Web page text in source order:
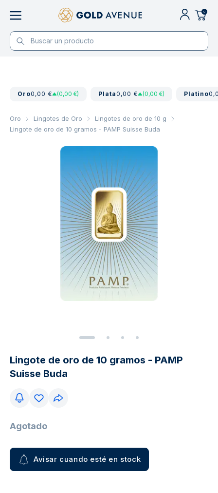
0
Oro0,00 € (0,00 €) Plata0,00 € (0,00 €) Platino
Oro Lingotes de Oro
Lingotes de oro de 10 g
Lingote de oro de 10 gramos - PAMP Suisse Buda
Lingote de oro de 10 gramos - PAMP
Suisse Buda
Agotado
Avisar cuando esté en stock